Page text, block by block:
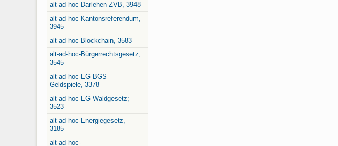
alt-ad-hoc Darlehen ZVB, 3948
alt-ad-hoc Kantonsreferendum,
3945
alt-ad-hoc-Blockchain, 3583
alt-ad-hoc-Bürgerrechtsgesetz,
3545
alt-ad-hoc-EG BGS
Geldspiele, 3378
alt-ad-hoc-EG Waldgesetz;
3523
alt-ad-hoc-Energiegesetz,
3185
alt-ad-hoc-